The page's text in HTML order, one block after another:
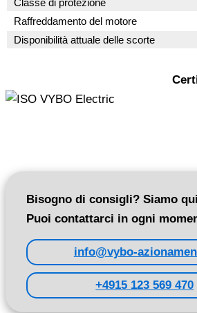
Classe di protezione
Raffreddamento del motore
Disponibilità attuale delle scorte
Bisogno di consigli? Siamo
Puoi contattarci in ogni
info@vybo-
+4915 123 569 470